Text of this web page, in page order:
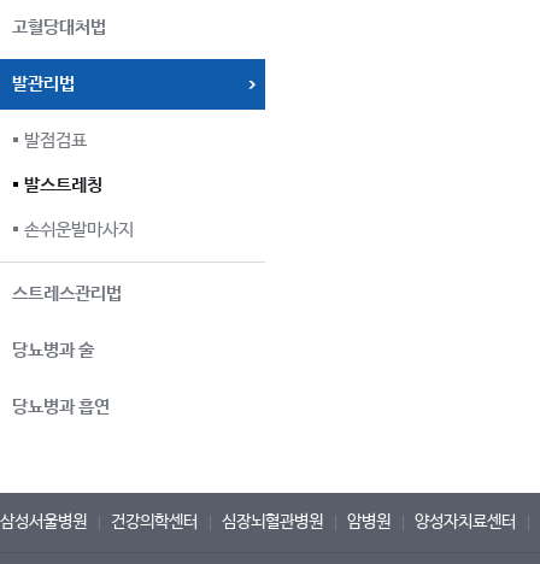
고혈당대처법
발관리법
발점검표
발스트레칭
손쉬운발마사지
스트레스관리법
당뇨병과 술
당뇨병과 흡연
삼성서울병원 건강의학센터 심장뇌혈관병원 암병원 양성자치료센터